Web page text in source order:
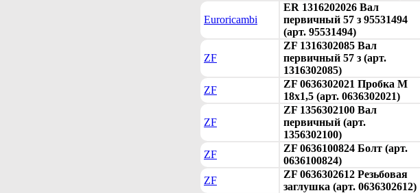
Euroricambi
ER 1316202026 Вал
первичный 57 з 95531494
(арт. 95531494)
ZF
ZF 1316302085 Вал
первичный 57 з (арт.
1316302085)
ZF
ZF 0636302021 Пробка М
18x1,5 (арт. 0636302021)
ZF
ZF 1356302100 Вал
первичный (арт.
1356302100)
ZF
ZF 0636100824 Болт (арт.
0636100824)
ZF
ZF 0636302612 Резьбовая
заглушка (арт. 0636302612)